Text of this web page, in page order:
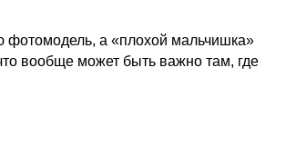
фотомодель, а «плохой мальчишка»
вообще может быть важно там, где